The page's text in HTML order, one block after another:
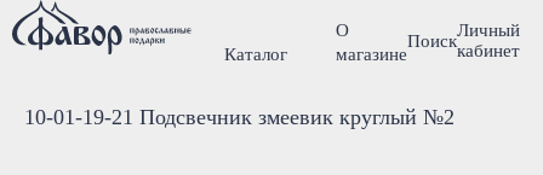
Каталог
О
магазине
Поиск
Личный
кабинет
10-01-19-21 Подсвечник змеевик круглый №2